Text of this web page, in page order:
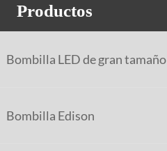
Productos
Bombilla LED de gran tamaño
Bombilla Edison